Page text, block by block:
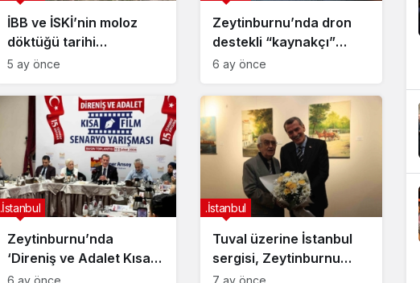
İBB ve İSKİ’nin moloz
döktüğü tarihi
Kazlıçeşme
kirliliği
5 ay önce
Zeytinburnu’nda dron
destekli “kaynakçı”
denetimi: 37 sürücüye
6 ay önce
Zeytinburnu’nda
‘Direniş ve Adalet Kısa
Film Senaryo
.İstanbul
6 ay önce
Tuval üzerine İstanbul
sergisi, Zeytinburnu
Kültür Sanat merkezinde
.İstanbul
7 ay önce